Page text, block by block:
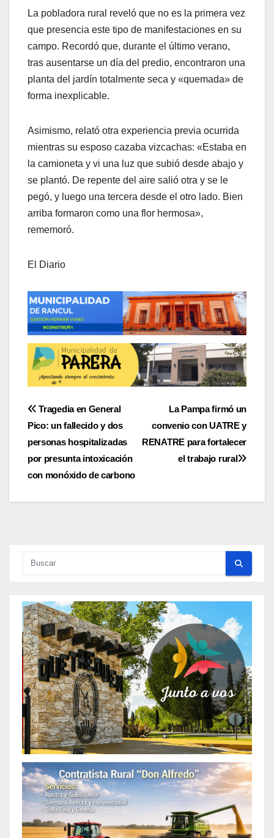
La pobladora rural reveló que no es la primera vez
que presencia este tipo de manifestaciones en su
campo. Recordó que, durante el último verano,
tras ausentarse un día del predio, encontraron una
planta del jardín totalmente seca y «quemada» de
forma inexplicable.
Asimismo, relató otra experiencia previa ocurrida
mientras su esposo cazaba vizcachas: «Estaba en
la camioneta y vi una luz que subió desde abajo y
se plantó. De repente del aire salió otra y se le
pegó, y luego una tercera desde el otro lado. Bien
arriba formaron como una flor hermosa»,
rememoró.
El Diario
Navegación
de
entradas
La Pampa firmó un
convenio con UATRE y
RENATRE para fortalecer
el trabajo rural
Tragedia en General
Pico: un fallecido y dos
personas hospitalizadas
por presunta intoxicación
con monóxido de carbono